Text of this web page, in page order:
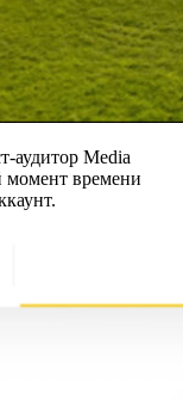
аудитор Media
времени